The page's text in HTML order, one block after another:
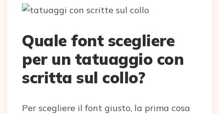
Quale font scegliere
per un tatuaggio con
scritta sul collo?
Per scegliere il font giusto, la prima cosa